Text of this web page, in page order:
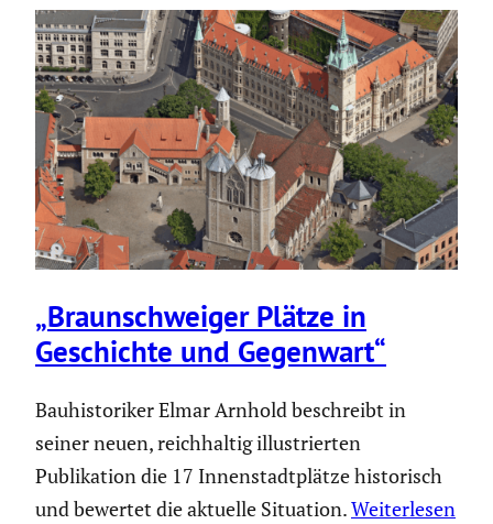
„Braun­schweiger Plätze in
Geschichte und Gegenwart“
Bauhistoriker Elmar Arnhold beschreibt in
seiner neuen, reichhaltig illustrierten
Publikation die 17 Innenstadtplätze historisch
und bewertet die aktuelle Situation.Weiterlesen